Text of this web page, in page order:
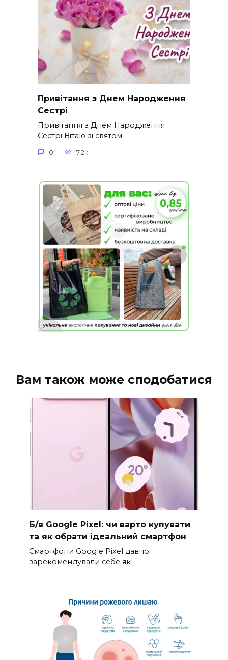
Привітання з Днем Народження
Сестрі
Привітання з Днем Народження
Сестрі Вітаю зі святом
0 7.2к.
Вам також може сподобатися
Б/в Google Pixel: чи варто купувати
та як обрати ідеальний смартфон
Смартфони Google Pixel давно
зарекомендували себе як